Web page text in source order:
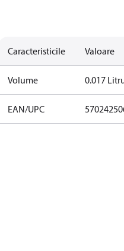
Caracteristicile Valoare
Volume 0.017
EAN/UPC